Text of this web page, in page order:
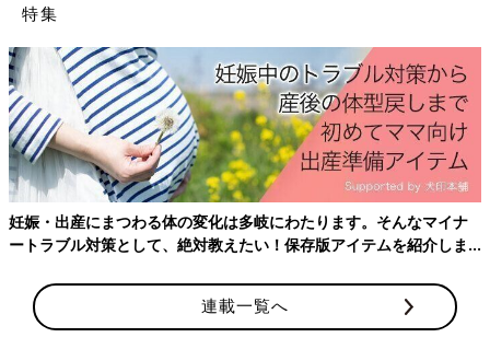
特集
妊娠・出産にまつわる体の変化は多岐にわたります。そんなマイナ
ートラブル対策として、絶対教えたい！保存版アイテムを紹介しま
連載一覧へ